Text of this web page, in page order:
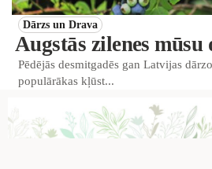
Dārzs un Drava
Augstās zilenes mūsu
Pēdējās desmitgadēs gan Latvijas
populārākas kļūst...